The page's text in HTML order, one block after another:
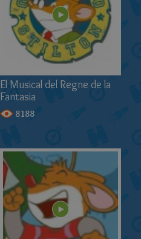
El Musical del Regne de la
Fantasia
8188